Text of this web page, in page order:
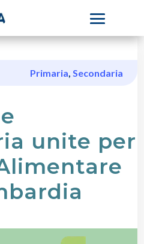
Primaria, Secondaria
unite per